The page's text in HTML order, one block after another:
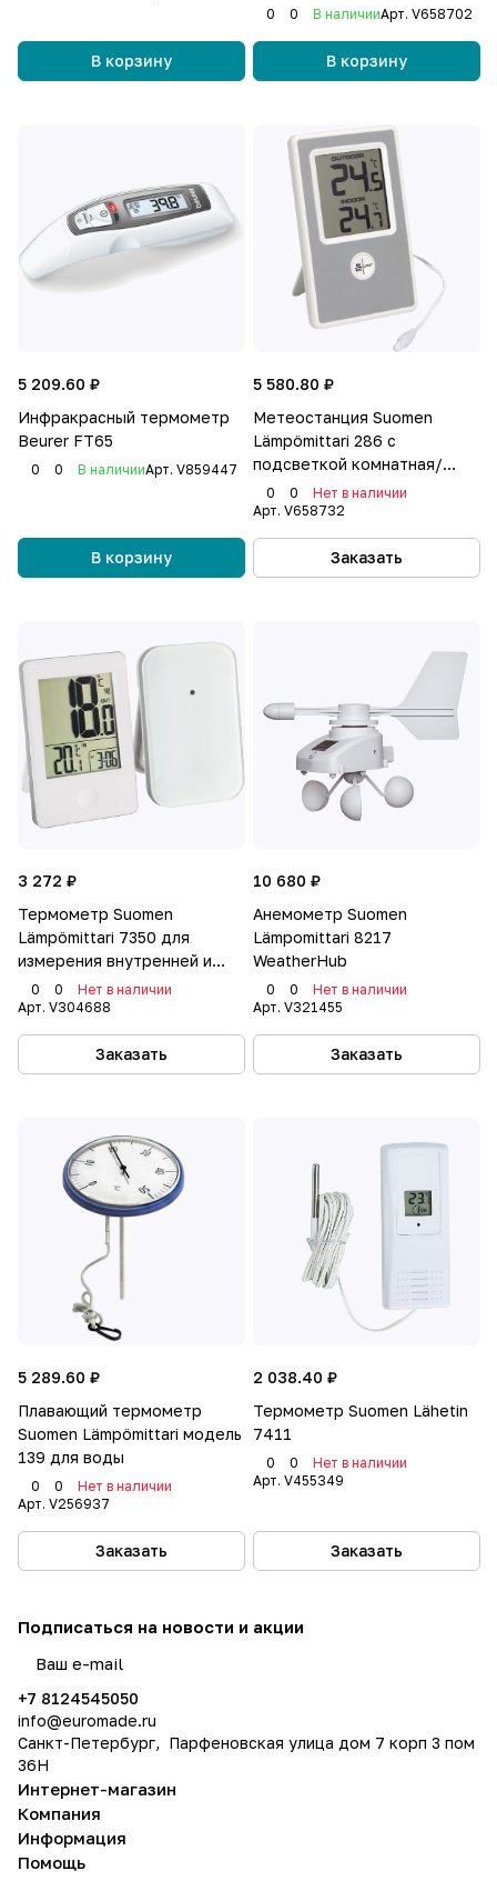
В корзину
0 0 В наличииАрт. V658702
В корзину
5 209.60 ₽
Инфракрасный термометр
Beurer FT65
0 0 В наличииАрт. V859447
В корзину
5 580.80 ₽
Метеостанция Suomen
Lämpömittari 286 с
подсветкой комнатная/
уличная
0 0
Нет в наличии
Арт. V658732
Заказать
3 272 ₽
Термометр Suomen
Lämpömittari 7350 для
измерения внутренней и
наружной температуры,
белый
0 0
Нет в наличии
Арт. V304688
Заказать
10 680 ₽
Анемометр Suomen
Lämpomittari 8217
WeatherHub
0 0
Нет в наличии
Арт. V321455
Заказать
5 289.60 ₽
Плавающий термометр
Suomen Lämpömittari модель
139 для воды
0 0
Нет в наличии
Арт. V256937
Заказать
2 038.40 ₽
Термометр Suomen Lähetin
7411
0 0
Нет в наличии
Арт. V455349
Заказать
Подписаться на новости и акции
+7 8124545050
info@euromade.ru
Санкт-Петербург, Парфеновская улица дом 7 корп 3 пом
36Н
Интернет-магазин
Компания
Информация
Помощь